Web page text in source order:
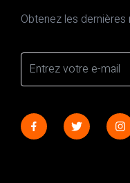
Obtenez les